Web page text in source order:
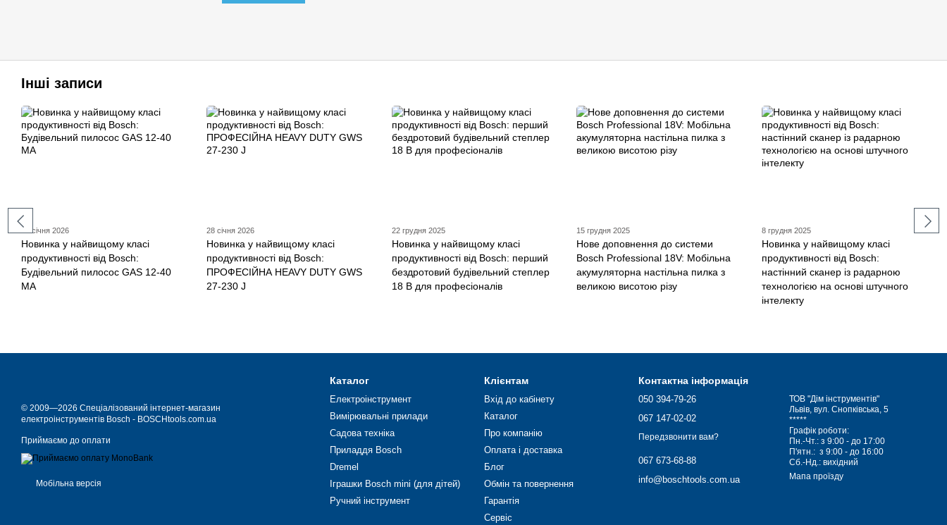
Інші записи
29 січня 2026
Новинка у найвищому класі
продуктивності від Bosch:
Будівельний пилосос GAS 12-40
MA
28 січня 2026
Новинка у найвищому класі
продуктивності від Bosch:
ПРОФЕСІЙНА HEAVY DUTY GWS
27-230 J
22 грудня 2025
Новинка у найвищому класі
продуктивності від Bosch: перший
бездротовий будівельний степлер
18 В для професіоналів
15 грудня 2025
Нове доповнення до системи
Bosch Professional 18V: Мобільна
акумуляторна настільна пилка з
великою висотою різу
8 грудня 2025
Новинка у найвищому класі
продуктивності від Bosch:
настінний сканер із радарною
технологією на основі штучного
інтелекту
© 2009—2026 Спеціалізований інтернет-магазин
електроінструментів Bosch - BOSCHtools.com.ua
Приймаємо до оплати
Мобільна версія
Каталог
Електроінструмент
Вимірювальні прилади
Садова техніка
Приладдя Bosch
Dremel
Іграшки Bosch mini (для дітей)
Ручний інструмент
Клієнтам
Вхід до кабінету
Каталог
Про компанію
Оплата і доставка
Блог
Обмін та повернення
Гарантія
Сервіс
Контактна інформація
050 394-79-26
067 147-02-02
Передзвонити вам?
067 673-68-88
info@boschtools.com.ua
ТОВ "Дім інструментів"
Львів, вул. Снопківська, 5
*****
Графік роботи:
Пн.-Чт.: з 9:00 - до 17:00
П'ятн.: з 9:00 - до 16:00
Сб.-Нд.: вихідний
Мапа проїзду